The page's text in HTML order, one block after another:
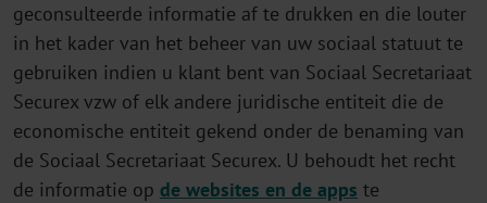
geconsulteerde informatie af te drukken en die louter
in het kader van het beheer van uw sociaal statuut te
gebruiken indien u klant bent van Sociaal Secretariaat
Securex vzw of elk andere juridische entiteit die de
economische entiteit gekend onder de benaming van
de Sociaal Secretariaat Securex. U behoudt het recht
de informatie op de websites en de apps te